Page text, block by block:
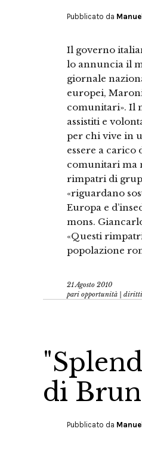
Pubblicato da
Il governo
lo annuncia il
giornale
europei,
comunitari». Il
assistiti e
per chi vive in
essere a carico
comunitari ma
rimpatri di
«riguardano
Europa e
mons.
«Questi
popolazione
21 Agosto 2010
pari opportunità | diritti
di
Pubblicato da